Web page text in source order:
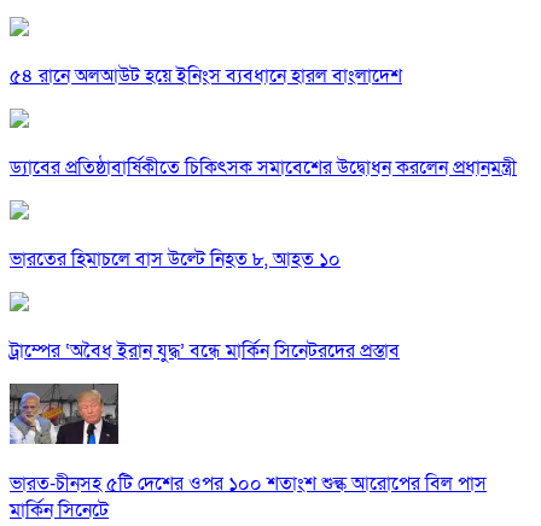
৫৪ রানে অলআউট হয়ে ইনিংস ব্যবধানে হারল বাংলাদেশ
ড্যাবের প্রতিষ্ঠাবার্ষিকীতে চিকিৎসক সমাবেশের উদ্বোধন করলেন প্রধানমন্ত্রী
ভারতের হিমাচলে বাস উল্টে নিহত ৮, আহত ১০
ট্রাম্পের ‘অবৈধ ইরান যুদ্ধ’ বন্ধে মার্কিন সিনেটরদের প্রস্তাব
ভারত-চীনসহ ৫টি দেশের ওপর ১০০ শতাংশ শুল্ক আরোপের বিল পাস
মার্কিন সিনেটে